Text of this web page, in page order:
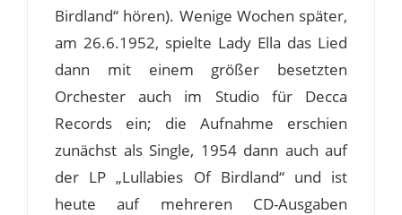
Birdland“ hören). Wenige Wochen später,
am 26.6.1952, spielte Lady Ella das Lied
dann mit einem größer besetzten
Orchester auch im Studio für Decca
Records ein; die Aufnahme erschien
zunächst als Single, 1954 dann auch auf
der LP „Lullabies Of Birdland“ und ist
heute auf mehreren CD-Ausgaben